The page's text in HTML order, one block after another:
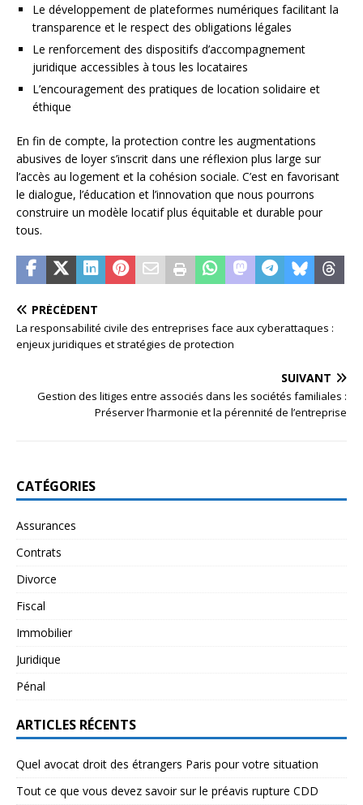
Le développement de plateformes numériques facilitant la
transparence et le respect des obligations légales
Le renforcement des dispositifs d’accompagnement
juridique accessibles à tous les locataires
L’encouragement des pratiques de location solidaire et
éthique
En fin de compte, la protection contre les augmentations
abusives de loyer s’inscrit dans une réflexion plus large sur
l’accès au logement et la cohésion sociale. C’est en favorisant
le dialogue, l’éducation et l’innovation que nous pourrons
construire un modèle locatif plus équitable et durable pour
tous.
PRÉCÉDENT
La responsabilité civile des entreprises face aux cyberattaques :
enjeux juridiques et stratégies de protection
SUIVANT
Gestion des litiges entre associés dans les sociétés familiales :
Préserver l’harmonie et la pérennité de l’entreprise
CATÉGORIES
Assurances
Contrats
Divorce
Fiscal
Immobilier
Juridique
Pénal
ARTICLES RÉCENTS
Quel avocat droit des étrangers Paris pour votre situation
Tout ce que vous devez savoir sur le préavis rupture CDD